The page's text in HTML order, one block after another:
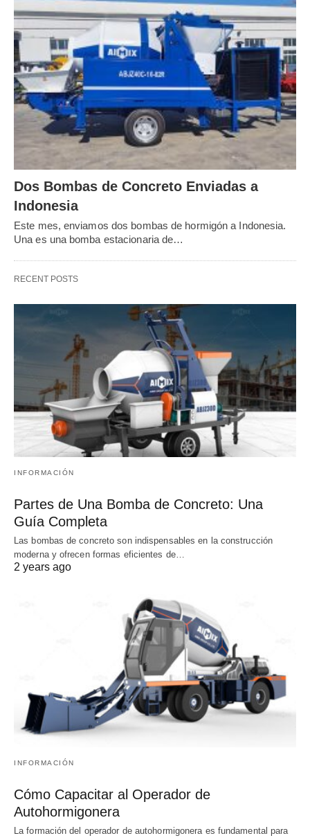
Dos Bombas de Concreto Enviadas a
Indonesia
Este mes, enviamos dos bombas de hormigón a Indonesia.
Una es una bomba estacionaria de…
RECENT POSTS
INFORMACIÓN
Partes de Una Bomba de Concreto: Una
Guía Completa
Las bombas de concreto son indispensables en la construcción
moderna y ofrecen formas eficientes de…
2 years ago
INFORMACIÓN
Cómo Capacitar al Operador de
Autohormigonera
La formación del operador de autohormigonera es fundamental para